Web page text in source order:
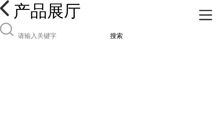
产品展厅
搜索